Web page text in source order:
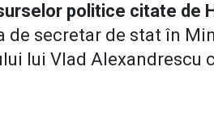
politice citate de
de secretar de stat în
lui Vlad Alexandrescu